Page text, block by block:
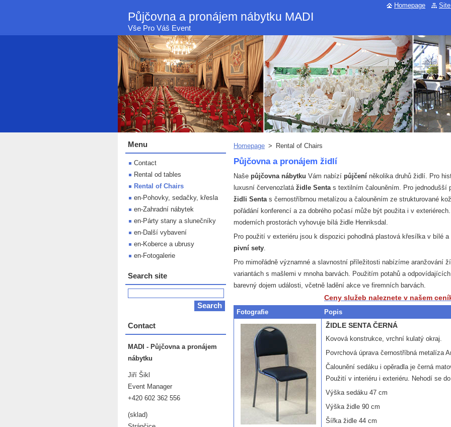
Půjčovna a pronájem nábytku MADI
Vše Pro Váš Event
Homepage > Rental of Chairs
Půjčovna a pronájem židlí
Naše půjčovna nábytku Vám nabízí půjčení několika druhů židlí. Pro
luxusní červenozlatá židle Sentas textilním čalouněním. Pro jednodušší
židli Sentas černostříbrnou metalízou a čalouněním ze strukturované
pořádání konferencí a za dobrého počasí může být použita i v
moderních prostorách vyhovuje bílá židle Henriksdal.
Pro použití v exteriéru jsou k dispozici pohodlná plastová křesílka v bílé
pivní sety.
Pro mimořádně významné a slavnostní příležitosti nabízíme aranžování
variantách s mašlemi v mnoha barvách. Použitím potahů a
barevný dojem události, včetně ladění akce ve firemních barvách.
Ceny služeb naleznete v našem
Fotografie Popis
ŽIDLE SENTA ČERNÁ
Kovová konstrukce, vrchní kulatý okraj.
Povrchová úprava černostříbná metalíza
Čalounění sedáku i opěradla je černá
Použití v interiéru i exteriéru. Nehodí se
Výška sedáku 47 cm
Výška židle 90 cm
Šířka židle 44 cm
Menu
Contact
Rental od tables
Rental of Chairs
en-Pohovky, sedačky, křesla
en-Zahradní nábytek
en-Párty stany a slunečníky
en-Další vybavení
en-Koberce a ubrusy
en-Fotogalerie
Search site
Contact
MADI - Půjčovna a pronájem
nábytku
Jiří Šikl
Event Manager
+420 602 362 556
(sklad)
Homepage